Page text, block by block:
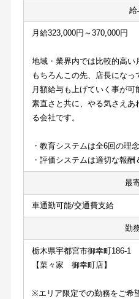
給
月給323,000円～370,000円
地域・業界内では比較的高い
もちろんこの先、店長になっ
月額給与も上げていく事が可
素直さと共に、やる気さえあ
る会社です。
・教育システムは全6回の理
・評価システムは適切な報
最
車通勤可能/交通費支給
勤
栃木県宇都宮市御幸町186-1
【菜々家　御幸町店】
※エリア限定での勤務をご希